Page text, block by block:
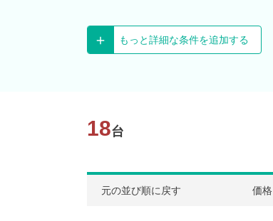
もっと詳細な条件を追加する
18台
元の並び順に戻す 価格